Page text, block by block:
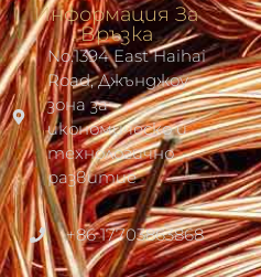
Информация За
Връзка
No.1394 East Haihai
Road, Джънджоу
зона за
икономическо и
технологично
развитие
+86 17703863868